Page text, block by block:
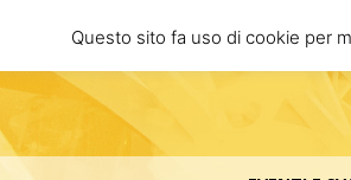
Questo sito fa uso di cookie per